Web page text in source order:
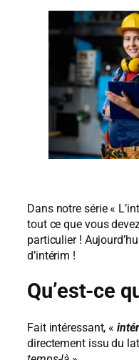
Dans notre série «
tout ce que vous
particulier !
d’intérim !
Qu’est-ce
Fait intéressant, «
directement issu du